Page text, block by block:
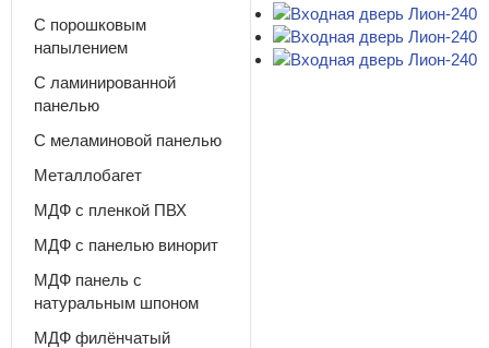
С порошковым
напылением
С ламинированной
панелью
С меламиновой панелью
Металлобагет
МДФ с пленкой ПВХ
МДФ с панелью винорит
МДФ панель с
натуральным шпоном
МДФ филёнчатый